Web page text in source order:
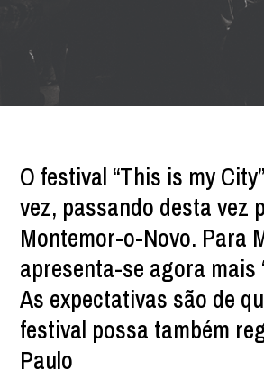
O festival “This is my
vez, passando desta vez
Montemor-o-Novo. Para
apresenta-se agora mais
As expectativas são de
festival possa também
Paulo